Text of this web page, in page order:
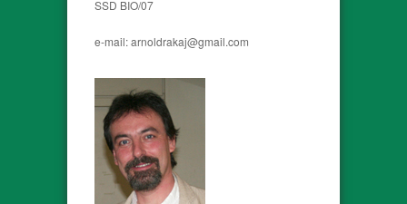
SSD BIO/07
e-mail: arnoldrakaj@gmail.com